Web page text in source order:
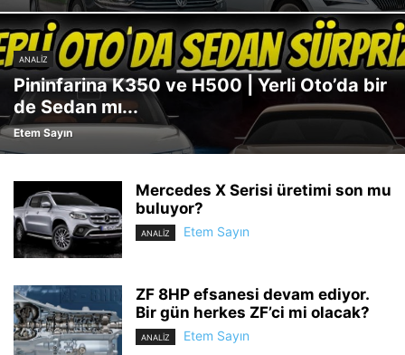
ANALİZ
Pininfarina K350 ve H500 | Yerli Oto’da bir
de Sedan mı...
Etem Sayın
Mercedes X Serisi üretimi son mu
buluyor?
ANALİZ Etem Sayın
ZF 8HP efsanesi devam ediyor.
Bir gün herkes ZF’ci mi olacak?
ANALİZ Etem Sayın